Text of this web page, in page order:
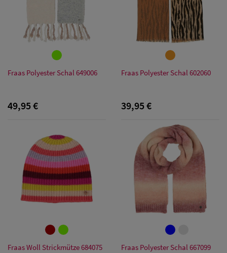
Fraas Polyester Schal 649006
49,95 €
Fraas Polyester Schal 602060
39,95 €
Fraas Woll Strickmütze 684075 Fraas Polyester Schal 667099